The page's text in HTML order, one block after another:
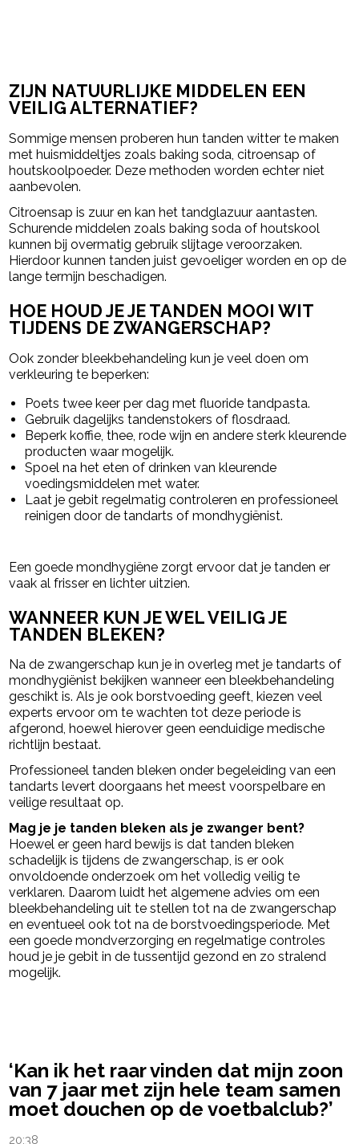
ZIJN NATUURLIJKE MIDDELEN EEN
VEILIG ALTERNATIEF?
Sommige mensen proberen hun tanden witter te maken
met huismiddeltjes zoals baking soda, citroensap of
houtskoolpoeder. Deze methoden worden echter niet
aanbevolen.
Citroensap is zuur en kan het tandglazuur aantasten.
Schurende middelen zoals baking soda of houtskool
kunnen bij overmatig gebruik slijtage veroorzaken.
Hierdoor kunnen tanden juist gevoeliger worden en op de
lange termijn beschadigen.
HOE HOUD JE JE TANDEN MOOI WIT
TIJDENS DE ZWANGERSCHAP?
Ook zonder bleekbehandeling kun je veel doen om
verkleuring te beperken:
Poets twee keer per dag met fluoride tandpasta.
Gebruik dagelijks tandenstokers of flosdraad.
Beperk koffie, thee, rode wijn en andere sterk kleurende
producten waar mogelijk.
Spoel na het eten of drinken van kleurende
voedingsmiddelen met water.
Laat je gebit regelmatig controleren en professioneel
reinigen door de tandarts of mondhygiënist.
Een goede mondhygiëne zorgt ervoor dat je tanden er
vaak al frisser en lichter uitzien.
WANNEER KUN JE WEL VEILIG JE
TANDEN BLEKEN?
Na de zwangerschap kun je in overleg met je tandarts of
mondhygiënist bekijken wanneer een bleekbehandeling
geschikt is. Als je ook borstvoeding geeft, kiezen veel
experts ervoor om te wachten tot deze periode is
afgerond, hoewel hierover geen eenduidige medische
richtlijn bestaat.
Professioneel tanden bleken onder begeleiding van een
tandarts levert doorgaans het meest voorspelbare en
veilige resultaat op.
Mag je je tanden bleken als je zwanger bent?
Hoewel er geen hard bewijs is dat tanden bleken
schadelijk is tijdens de zwangerschap, is er ook
onvoldoende onderzoek om het volledig veilig te
verklaren. Daarom luidt het algemene advies om een
bleekbehandeling uit te stellen tot na de zwangerschap
en eventueel ook tot na de borstvoedingsperiode. Met
een goede mondverzorging en regelmatige controles
houd je je gebit in de tussentijd gezond en zo stralend
mogelijk.
‘Kan ik het raar vinden dat mijn zoon
van 7 jaar met zijn hele team samen
moet douchen op de voetbalclub?’
20:38